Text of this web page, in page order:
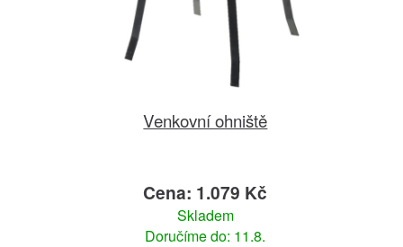
Venkovní ohniště
Cena: 1.079 Kč
Skladem
Doručíme do: 11.8.